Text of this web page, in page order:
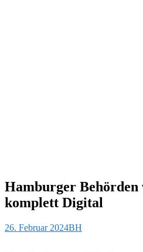
Hamburger Behörden
komplett Digital
26. Februar 2024BH